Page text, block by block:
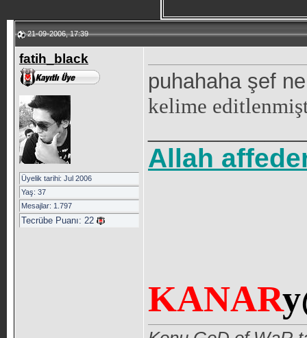
21-09-2006, 17:39
fatih_black
Üyelik tarihi: Jul 2006
Yaş: 37
Mesajlar: 1.797
Tecrübe Puanı: 22
puhahaha şef
kelime
Allah
KANAR